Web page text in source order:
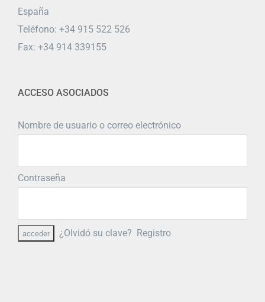
España
Teléfono: +34 915 522 526
Fax: +34 914 339155
ACCESO ASOCIADOS
Nombre de usuario o correo electrónico
Contraseña
¿Olvidó su clave? Registro